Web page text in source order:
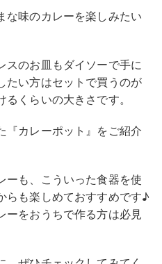
な味のカレーを楽しみたい
スのお皿もダイソーで手に
たい方はセットで買うのが
くらいの大きさです。
『カレーポット』をご紹介
ーも、こういった食器を使
らも楽しめておすすめです♪
ーをおうちで作る方は必見